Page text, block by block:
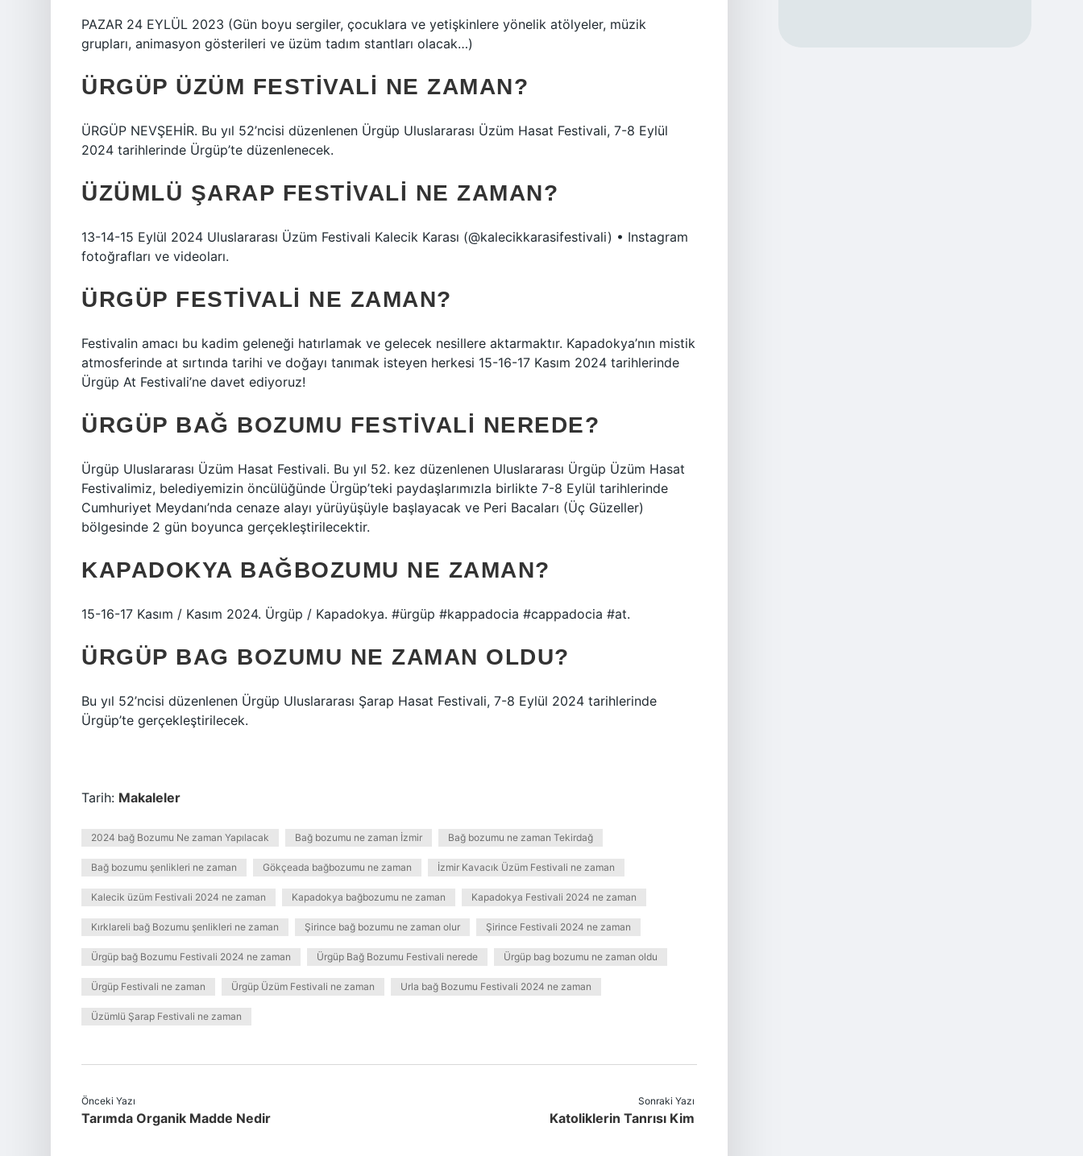
PAZAR 24 EYLÜL 2023 (Gün boyu sergiler, çocuklara ve yetişkinlere yönelik atölyeler, müzik
grupları, animasyon gösterileri ve üzüm tadım stantları olacak…)
ÜRGÜP ÜZÜM FESTIVALI NE ZAMAN?
ÜRGÜP NEVŞEHİR. Bu yıl 52’ncisi düzenlenen Ürgüp Uluslararası Üzüm Hasat Festivali, 7-8 Eylül
2024 tarihlerinde Ürgüp’te düzenlenecek.
ÜZÜMLÜ ŞARAP FESTIVALI NE ZAMAN?
13-14-15 Eylül 2024 Uluslararası Üzüm Festivali Kalecik Karası (@kalecikkarasifestivali) • Instagram
fotoğrafları ve videoları.
ÜRGÜP FESTIVALI NE ZAMAN?
Festivalin amacı bu kadim geleneği hatırlamak ve gelecek nesillere aktarmaktır. Kapadokya’nın mistik
atmosferinde at sırtında tarihi ve doğayı tanımak isteyen herkesi 15-16-17 Kasım 2024 tarihlerinde
Ürgüp At Festivali’ne davet ediyoruz!
ÜRGÜP BAĞ BOZUMU FESTIVALI NEREDE?
Ürgüp Uluslararası Üzüm Hasat Festivali. Bu yıl 52. kez düzenlenen Uluslararası Ürgüp Üzüm Hasat
Festivalimiz, belediyemizin öncülüğünde Ürgüp’teki paydaşlarımızla birlikte 7-8 Eylül tarihlerinde
Cumhuriyet Meydanı’nda cenaze alayı yürüyüşüyle ​​başlayacak ve Peri Bacaları (Üç Güzeller)
bölgesinde 2 gün boyunca gerçekleştirilecektir.
KAPADOKYA BAĞBOZUMU NE ZAMAN?
15-16-17 Kasım / Kasım 2024. Ürgüp / Kapadokya. #ürgüp #kappadocia #cappadocia #at.
ÜRGÜP BAG BOZUMU NE ZAMAN OLDU?
Bu yıl 52’ncisi düzenlenen Ürgüp Uluslararası Şarap Hasat Festivali, 7-8 Eylül 2024 tarihlerinde
Ürgüp’te gerçekleştirilecek.
Tarih: Makaleler
2024 bağ Bozumu Ne zaman Yapılacak Bağ bozumu ne zaman İzmir Bağ bozumu ne zaman Tekirdağ
Bağ bozumu şenlikleri ne zaman Gökçeada bağbozumu ne zaman İzmir Kavacık Üzüm Festivali ne zaman
Kalecik üzüm Festivali 2024 ne zaman Kapadokya bağbozumu ne zaman Kapadokya Festivali 2024 ne zaman
Kırklareli bağ Bozumu şenlikleri ne zaman Şirince bağ bozumu ne zaman olur Şirince Festivali 2024 ne zaman
Ürgüp bağ Bozumu Festivali 2024 ne zaman Ürgüp Bağ Bozumu Festivali nerede Ürgüp bag bozumu ne zaman oldu
Ürgüp Festivali ne zaman Ürgüp Üzüm Festivali ne zaman Urla bağ Bozumu Festivali 2024 ne zaman
Üzümlü Şarap Festivali ne zaman
Önceki Yazı
Tarımda Organik Madde Nedir
Sonraki Yazı
Katoliklerin Tanrısı Kim